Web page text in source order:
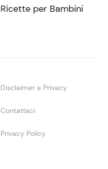
Ricette per Bambini
Disclaimer e Privacy
Contattaci
Privacy Policy